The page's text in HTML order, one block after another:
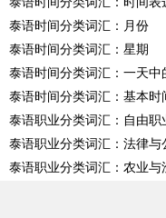
泰语时间分类词汇：月份
泰语时间分类词汇：星期
泰语时间分类词汇：一天中
泰语时间分类词汇：基本时
泰语职业分类词汇：自由职
泰语职业分类词汇：法律与
泰语职业分类词汇：农业与